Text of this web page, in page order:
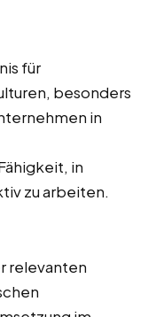
für
besonders
in
in
zu arbeiten.
relevanten